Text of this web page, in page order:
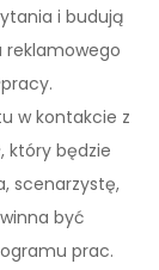
i budują
reklamowego
w kontakcie z
który będzie
scenarzystę,
być
prac.